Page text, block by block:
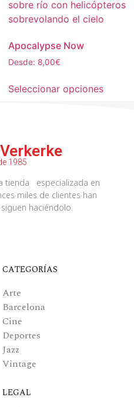
Apocalypse Now
Desde: 8,00€
Seleccionar opciones
1985
tienda especializada en
miles de clientes han
haciéndolo.
CATEGORÍAS
Arte
Barcelona
Cine
Deportes
Jazz
Vintage
LEGAL